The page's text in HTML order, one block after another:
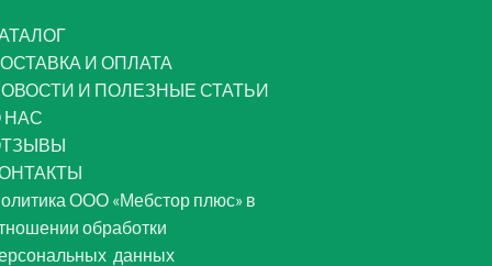
И ОПЛАТА
И ПОЛЕЗНЫЕ СТАТЬИ
НАС
ООО «Мебстор плюс» в
обработки
данных